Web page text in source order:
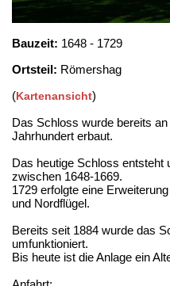
Bauzeit: 1648 - 1729
Ortsteil: Römershag
(Kartenansicht)
Das Schloss wurde bereits
Jahrhundert erbaut.
Das heutige Schloss entsteht
zwischen 1648-1669.
1729 erfolgte eine
und Nordflügel.
Bereits seit 1884 wurde das
umfunktioniert.
Bis heute ist die Anlage ein